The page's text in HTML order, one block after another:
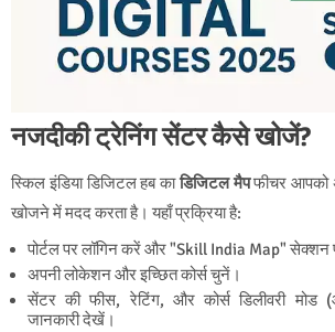
नजदीकी ट्रेनिंग सेंटर कैसे खोजें?
स्किल इंडिया डिजिटल हब काडिजिटल मैपफीचर आपको
खोजने में मदद करता है। यहाँ प्रक्रिया है:
पोर्टल पर लॉगिन करें और "Skill India Map" सेक्शन
अपनी लोकेशन और इच्छित कोर्स चुनें।
सेंटर की फीस, रेटिंग, और कोर्स डिलीवरी मोड
जानकारी देखें।